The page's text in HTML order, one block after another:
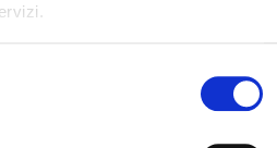
trasferimenti a/r;